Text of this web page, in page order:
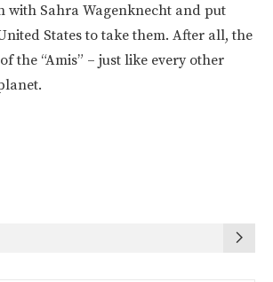
with Sahra Wagenknecht and put
States to take them. After all, the
the “Amis” – just like every other